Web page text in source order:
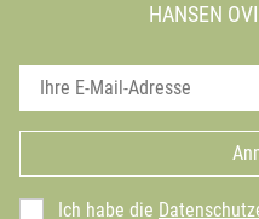
HANSEN
Ich habe die